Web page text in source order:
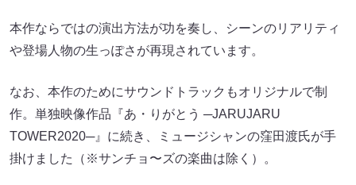
本作ならではの演出方法が功を奏し、シーンのリアリティ
や登場人物の生っぽさが再現されています。
なお、本作のためにサウンドトラックもオリジナルで制
作。単独映像作品『あ・りがとう ─JARUJARU
TOWER2020─』に続き、ミュージシャンの窪田渡氏が手
掛けました（※サンチョ〜ズの楽曲は除く）。